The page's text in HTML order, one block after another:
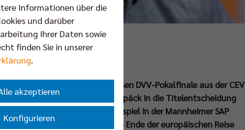
Andreas Gora
wenige Tage vor dem großen DVV-Pokalfinale aus der CEV
mit einer Niederlage im Gepäck in die Titelentscheidung
). Vor dem Endspiel in der Mannheimer SAP
Niroomand im Interview das Ende der europäischen Reise
Informationen über die
und darüber
Ihrer Daten sowie
finden Sie in unserer
.
akzeptieren
Konfigurieren